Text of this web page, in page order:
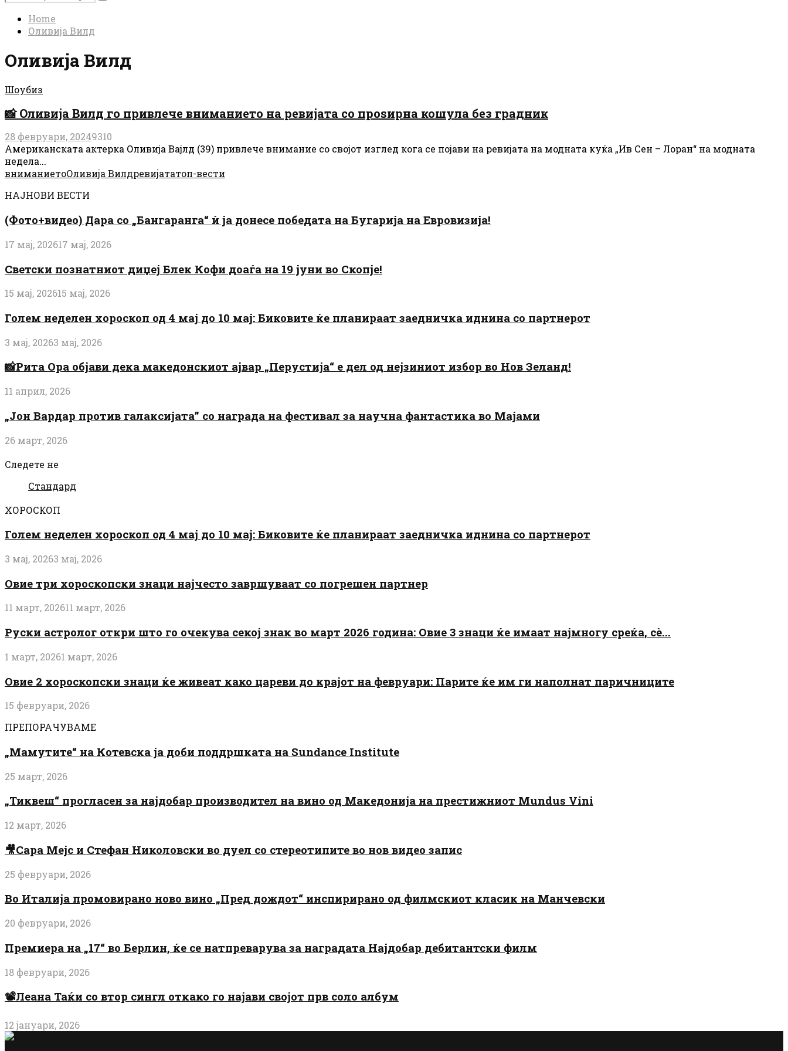
for:
Search
Home
Оливија Вилд
Оливија Вилд
Шоубиз
📸 Оливија Вилд го привлече вниманието на ревијата со проѕирна кошула без градник
28 февруари, 20249310
Американската актерка Оливија Вајлд (39) привлече внимание со својот изглед кога се појави на ревијата на модната куќа „Ив Сен – Лоран“ на модната
недела...
вниманиетоОливија Вилдревијататоп-вести
НАЈНОВИ ВЕСТИ
(Фото+видео) Дара со „Бангаранга“ ѝ ја донесе победата на Бугарија на Евровизија!
17 мај, 202617 мај, 2026
Светски познатниот диџеј Блек Кофи доаѓа на 19 јуни во Скопје!
15 мај, 202615 мај, 2026
Голем неделен хороскоп од 4 мај до 10 мај: Биковите ќе планираат заедничка иднина со партнерот
3 мај, 20263 мај, 2026
📸Рита Ора објави дека македонскиот ајвар „Перустија“ е дел од нејзиниот избор во Нов Зеланд!
11 април, 2026
„Јон Вардар против галаксијата” со награда на фестивал за научна фантастика во Мајами
26 март, 2026
Следете не
Стандард
ХОРОСКОП
Голем неделен хороскоп од 4 мај до 10 мај: Биковите ќе планираат заедничка иднина со партнерот
3 мај, 20263 мај, 2026
Овие три хороскопски знаци најчесто завршуваат со погрешен партнер
11 март, 202611 март, 2026
Руски астролог откри што го очекува секој знак во март 2026 година: Овие 3 знаци ќе имаат најмногу среќа, сè...
1 март, 20261 март, 2026
Овие 2 хороскопски знаци ќе живеат како цареви до крајот на февруари: Парите ќе им ги наполнат паричниците
15 февруари, 2026
ПРЕПОРАЧУВАМЕ
„Мамутите“ на Котевска ја доби поддршката на Sundance Institute
25 март, 2026
„Тиквеш“ прогласен за најдобар производител на вино од Македонија на престижниот Mundus Vini
12 март, 2026
🎥Сара Мејс и Стефан Николовски во дуел со стереотипите во нов видео запис
25 февруари, 2026
Во Италија промовирано ново вино „Пред дождот“ инспирирано од филмскиот класик на Манчевски
20 февруари, 2026
Премиера на „17“ во Берлин, ќе се натпреварува за наградата Најдобар дебитантски филм
18 февруари, 2026
📽️Леана Таќи со втор сингл откако го најави својот прв соло албум
12 јануари, 2026